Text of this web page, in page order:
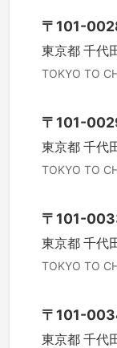
〒 101-
東京都 千代
TOKYO TO
〒 101-
東京都 千代
TOKYO TO
〒 101-
東京都 千代
TOKYO TO
〒 101-
東京都 千代